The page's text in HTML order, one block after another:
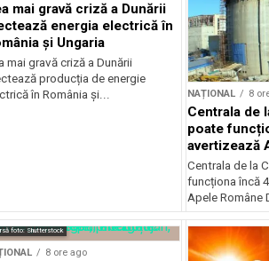
mai gravă criză a Dunării
energia electrică în
și Ungaria
mai gravă criză a Dunării
producția de energie
în România și...
NAȚIONAL 8
Centrala de
poate
avertizează
Centrala de la
funcționa încă
Apele Române
foto: Shutterstock
8 ore ago